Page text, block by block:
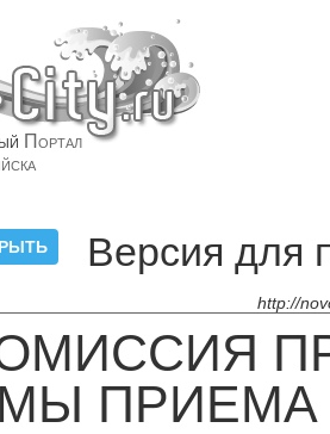
Портал
Версия для
http://